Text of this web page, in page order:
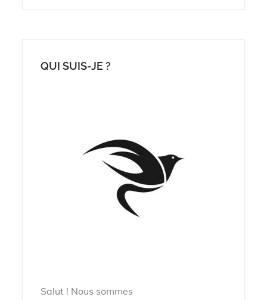
QUI SUIS-JE ?
Salut ! Nous sommes